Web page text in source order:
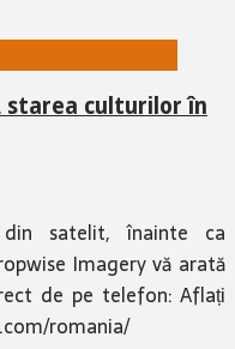
starea culturilor în
satelit, înainte ca
Imagery vă arată
de pe telefon: Aflați
romania/